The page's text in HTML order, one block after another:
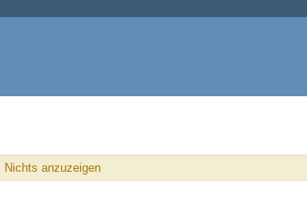
Nichts anzuzeigen